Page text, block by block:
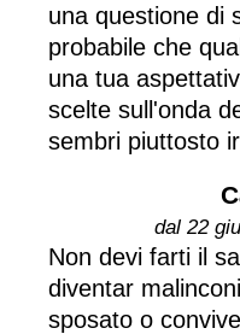
una questione di
probabile che
una tua
scelte sull'onda
sembri piuttosto
dal 22
Non devi farti il
diventar
sposato o